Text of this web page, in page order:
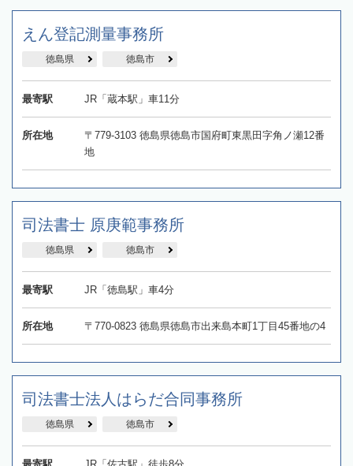
えん登記測量事務所
徳島県 徳島市
最寄駅 JR「蔵本駅」車11分
所在地
〒779-3103 徳島県徳島市国府町東黒田字角ノ瀬12番
地
司法書士 原庚範事務所
徳島県 徳島市
最寄駅 JR「徳島駅」車4分
所在地 〒770-0823 徳島県徳島市出来島本町1丁目45番地の4
司法書士法人はらだ合同事務所
徳島県 徳島市